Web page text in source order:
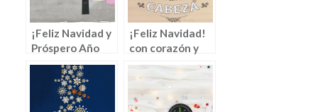
¡Feliz Navidad y
Próspero Año
Nuevo! Retos de
marketing para
2018
¡Feliz Navidad!
con corazón y
con cabeza